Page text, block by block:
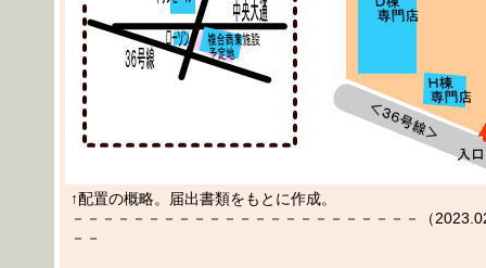
↑配置の概略。届出書類をもとに作成。
－－－－－－－－－－－－－－－－－－－－－－－（
－－